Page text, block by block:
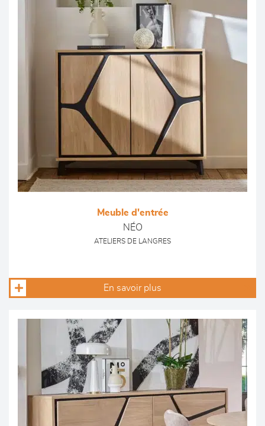
Meuble d'entrée
NÉO
ATELIERS DE LANGRES
En savoir plus